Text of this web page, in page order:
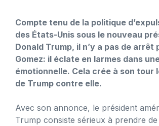
Compte tenu de la politique
des États-Unis sous le nouveau
Donald Trump, il n’y a pas de arrêt
Gomez: il éclate en larmes dans
émotionnelle. Cela crée à son tour
de Trump contre elle.
Avec son annonce, le président
Trump consiste sérieux à prendre